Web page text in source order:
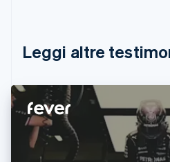
Leggi altre
English Français
Cina continentale
Cipro
English
Croazia
EnglishItaliano
Danimarca